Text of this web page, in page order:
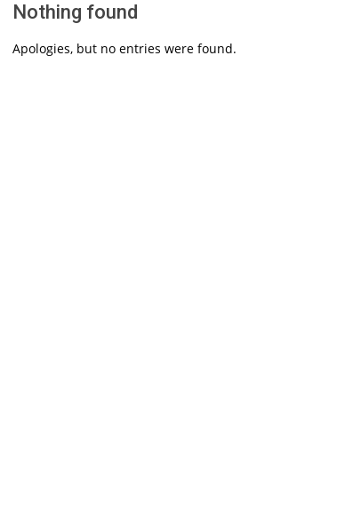
Nothing found
Apologies, but no entries were found.